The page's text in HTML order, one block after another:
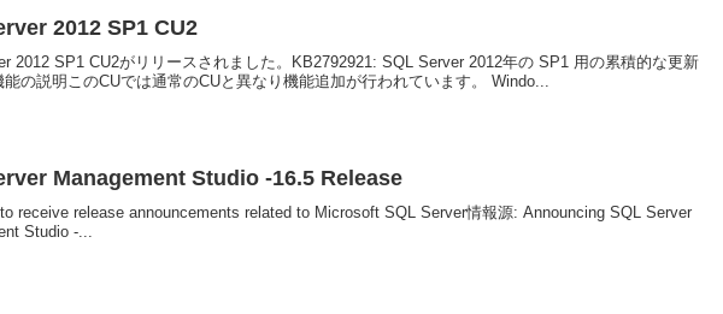
2012 SP1 CU2
2012 SP1 CU2がリリースされました。KB2792921: SQL Server 2012年の SP1 用の累積的な更新
能の説明このCUでは通常のCUと異なり機能追加が行われています。 Windo...
Management Studio -16.5 Release
receive release announcements related to Microsoft SQL Server情報源: Announcing SQL Server
Studio -...